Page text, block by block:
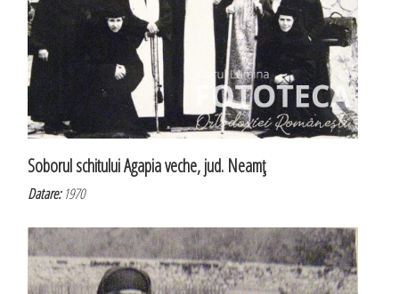
Soborul schitului Agapia veche, jud. Neamţ
Datare:1970